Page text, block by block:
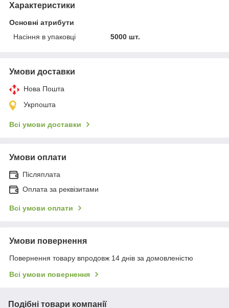
Характеристики
Основні атрибути
Насіння в упаковці
5000 шт.
Умови доставки
Нова Пошта
Укрпошта
Всі умови доставки
Умови оплати
Післяплата
Оплата за реквізитами
Всі умови оплати
Умови повернення
Повернення товару впродовж 14 днів за домовленістю
Всі умови повернення
Подібні товари компанії